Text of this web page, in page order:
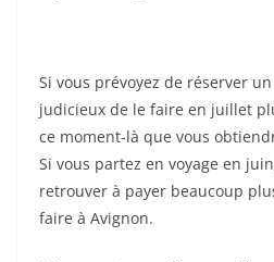
Si vous prévoyez de réserver
judicieux de le faire en juillet
ce moment-là que vous
Si vous partez en voyage en
retrouver à payer beaucoup
faire à Avignon.